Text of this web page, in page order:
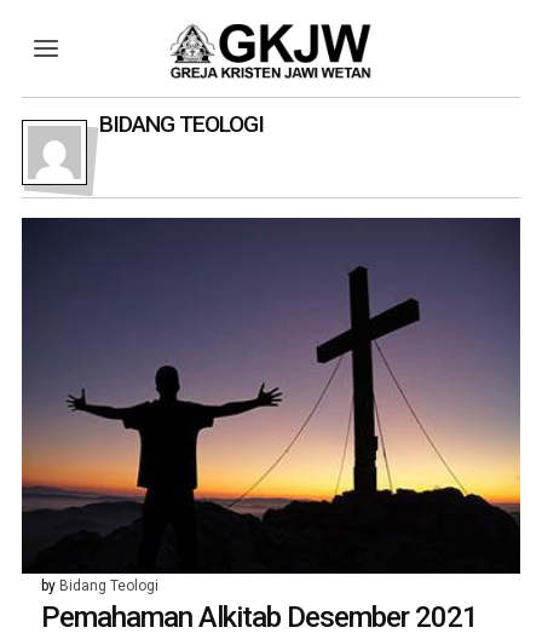
BIDANG TEOLOGI
by Bidang Teologi
Pemahaman Alkitab Desember 2021